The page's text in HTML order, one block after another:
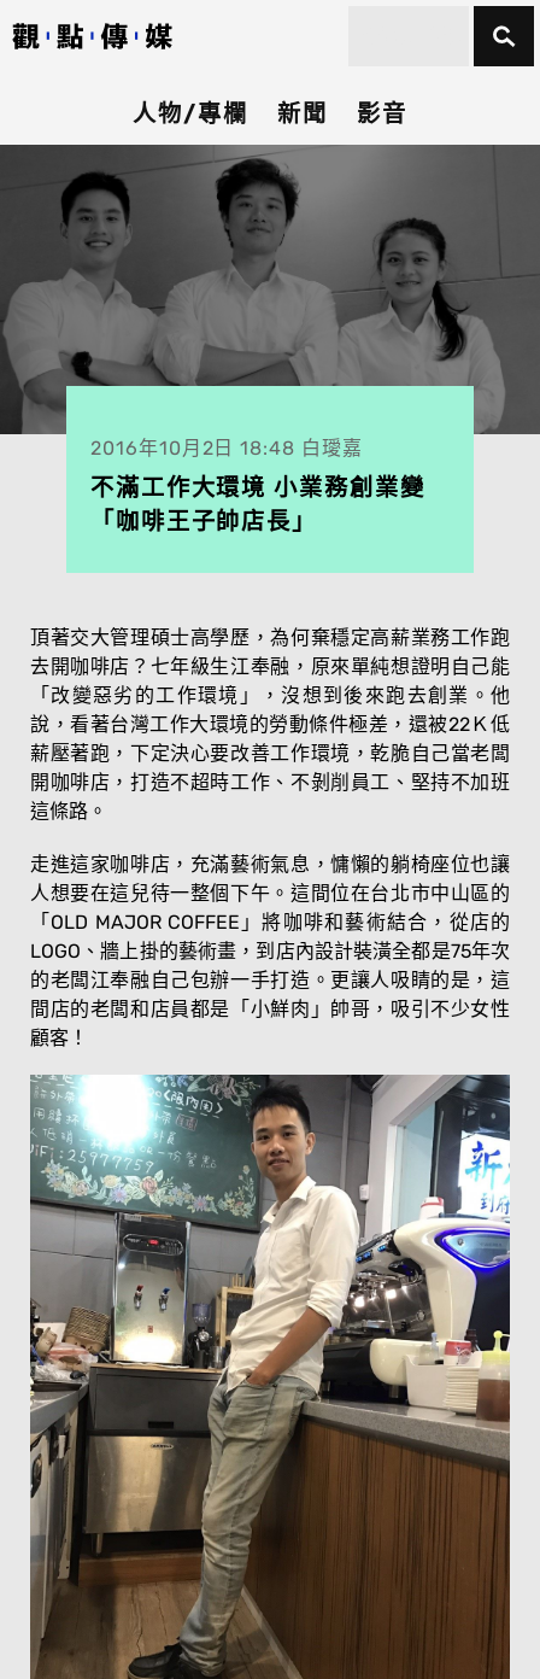
人物/專欄 新聞 影音
2016年10月2日 18:48 白璦嘉
不滿工作大環境 小業務創業變
「咖啡王子帥店長」
頂著交大管理碩士高學歷，為何棄穩定高薪業務工作跑
去開咖啡店？七年級生江奉融，原來單純想證明自己能
「改變惡劣的工作環境」，沒想到後來跑去創業。他
說，看著台灣工作大環境的勞動條件極差，還被22Ｋ低
薪壓著跑，下定決心要改善工作環境，乾脆自己當老闆
開咖啡店，打造不超時工作、不剝削員工、堅持不加班
這條路。
走進這家咖啡店，充滿藝術氣息，慵懶的躺椅座位也讓
人想要在這兒待一整個下午。這間位在台北市中山區的
「OLD MAJOR COFFEE」將咖啡和藝術結合，從店的
LOGO、牆上掛的藝術畫，到店內設計裝潢全都是75年次
的老闆江奉融自己包辦一手打造。更讓人吸睛的是，這
間店的老闆和店員都是「小鮮肉」帥哥，吸引不少女性
顧客！